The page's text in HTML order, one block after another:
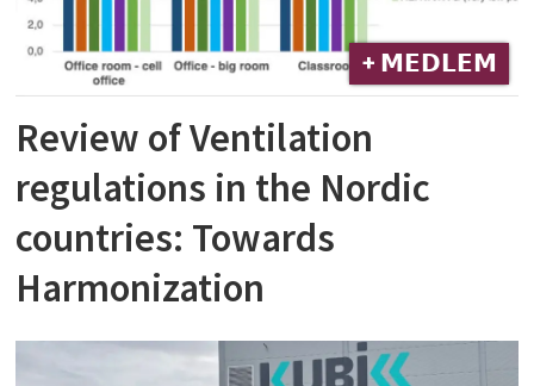
+ 𝗠𝗘𝗗𝗟𝗘𝗠
Review of Ventilation
regulations in the Nordic
countries: Towards
Harmonization